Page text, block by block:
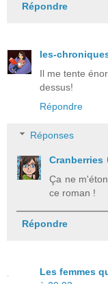
Répondre
les-
Il me tente
dessus!
Répondre
Réponses
Cranberries
Ça ne
ce roman !
Répondre
Les femmes